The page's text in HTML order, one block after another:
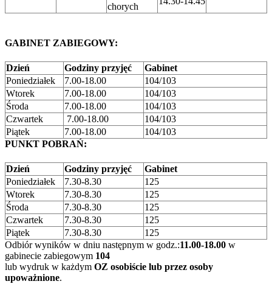
chorych
GABINET ZABIEGOWY:
Dzień Godziny przyjęć
Gabinet
Poniedziałek
7.00-18.00
104/103
Wtorek
7.00-18.00
104/103
Środa
7.00-18.00
104/103
Czwartek
7.00-18.00
104/103
Piątek
7.00-18.00
104/103
PUNKT POBRAŃ:
Dzień Godziny przyjęć
Gabinet
Poniedziałek
7.30-8.30
125
Wtorek
7.30-8.30
125
Środa
7.30-8.30
125
Czwartek
7.30-8.30
125
Piątek
7.30-8.30
125
Odbiór wyników w dniu następnym w godz.:11.00-18.00 w
gabinecie zabiegowym 104
lub wydruk w każdym OZ osobiście lub przez osoby
upoważnione.